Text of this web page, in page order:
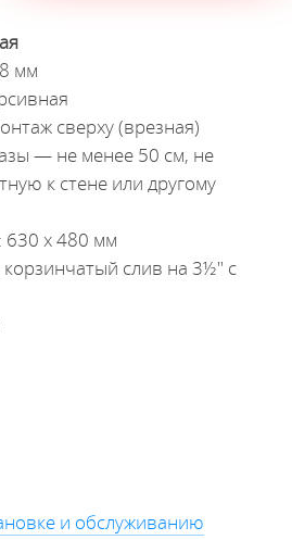
мм
сверху (врезная)
— не менее 50 cм, не
к стене или другому
х 480 мм
слив на 3½" с
и обслуживанию